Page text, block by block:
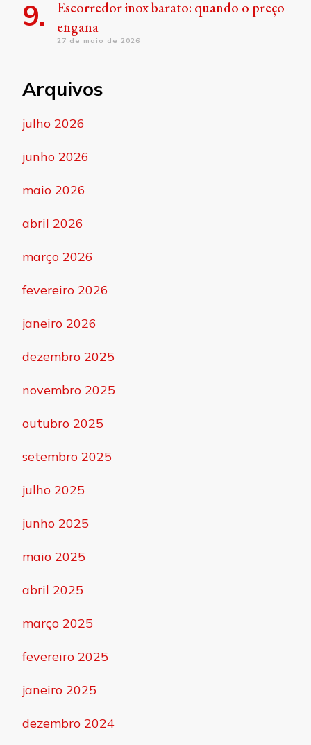
Escorredor inox barato: quando o preço
engana
27 de maio de 2026
Arquivos
julho 2026
junho 2026
maio 2026
abril 2026
março 2026
fevereiro 2026
janeiro 2026
dezembro 2025
novembro 2025
outubro 2025
setembro 2025
julho 2025
junho 2025
maio 2025
abril 2025
março 2025
fevereiro 2025
janeiro 2025
dezembro 2024